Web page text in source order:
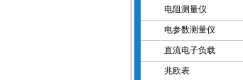
电阻测量仪
电参数测量仪
直流电子负载
兆欧表